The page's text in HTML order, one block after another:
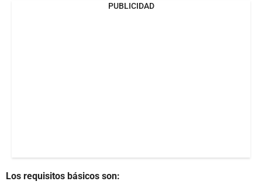
PUBLICIDAD
Los requisitos básicos son: